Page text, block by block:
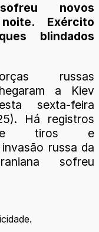
novos
Exército
blindados
russas
a Kiev
sexta-feira
Há registros
tiros e
russa da
sofreu